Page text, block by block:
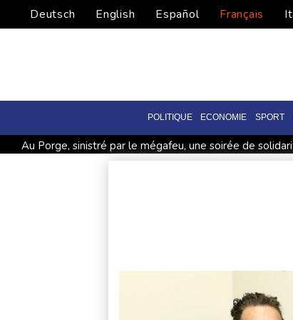
Deutsch English Español Français
POLITIQUE ECONOMIE SPORT
Au Porge, sinistré par le mégafeu, une soirée de